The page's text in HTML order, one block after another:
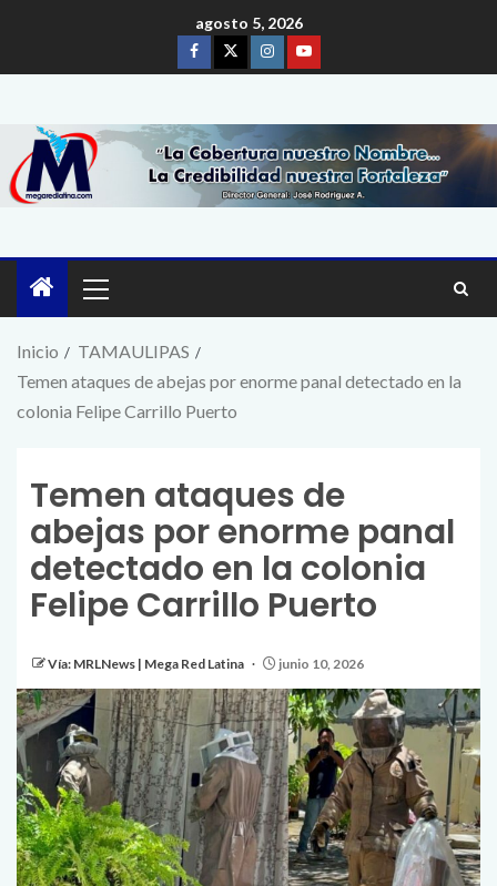
agosto 5, 2026
Inicio
TAMAULIPAS
Temen ataques de abejas por enorme panal detectado en la
colonia Felipe Carrillo Puerto
Temen ataques de
abejas por enorme panal
detectado en la colonia
Felipe Carrillo Puerto
Vía: MRLNews | Mega Red Latina junio 10, 2026